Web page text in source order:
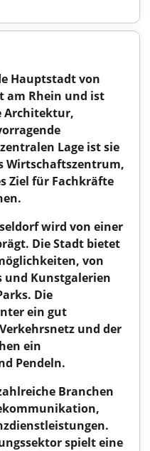
Hauptstadt von
am Rhein und ist
Architektur,
Lage ist sie
Wirtschaftszentrum,
Ziel für Fachkräfte
wird von einer
Die Stadt bietet
von
und Kunstgalerien
Die
ein gut
und der
ein
Pendeln.
Branchen
spielt eine